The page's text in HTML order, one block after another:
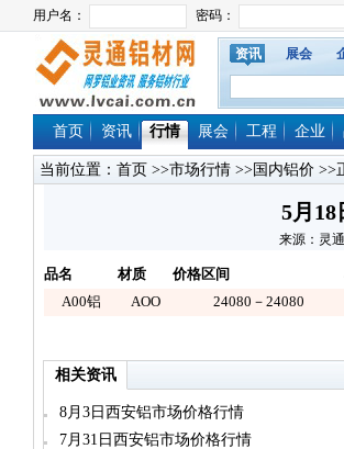
资讯 展会
首页 资讯 行情 展会 工程 企业
当前位置： 首页 >>市场行情 >>国内铝价 >>
5月
来源：灵
品名 材质 价格区间
A00铝
AOO 24080－24080
相关资讯
8月3日西安铝市场价格行情
7月31日西安铝市场价格行情